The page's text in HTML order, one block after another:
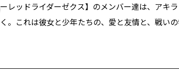
ーレッドライダーゼクス】のメンバー達は、アキ
く。これは彼女と少年たちの、愛と友情と、戦い